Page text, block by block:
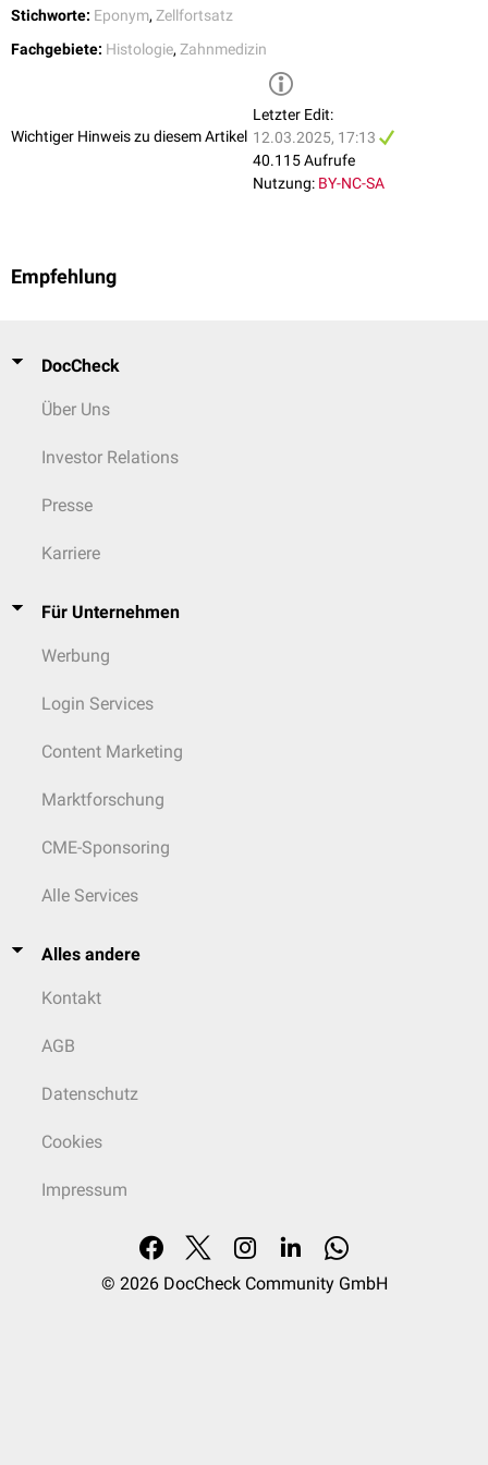
Stichworte: Eponym, Zellfortsatz
Fachgebiete: Histologie, Zahnmedizin
Wichtiger Hinweis zu diesem Artikel
Letzter Edit:
12.03.2025, 17:13
40.115 Aufrufe
Nutzung: BY-NC-SA
Empfehlung
DocCheck
Über Uns
Investor Relations
Presse
Karriere
Für Unternehmen
Werbung
Login Services
Content Marketing
Marktforschung
CME-Sponsoring
Alle Services
Alles andere
Kontakt
AGB
Datenschutz
Cookies
Impressum
© 2026 DocCheck Community GmbH